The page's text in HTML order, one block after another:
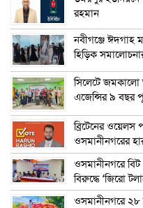
রহমান
নবীগঞ্জে ঈদগাহ
হিড়িক
সিলেটে জমকালো
এজেন্সির ৯ বছর
ব্রিটেনের ওয়েলস
ওসমানীনগরের
ওসমানীনগরে
বিরুদ্ধে ‘জিরো
ওসমানীনগরে ২৮